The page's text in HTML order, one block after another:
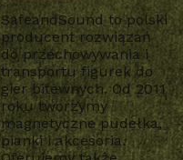
SafeandSound to polski
producent rozwiązań
do przechowywania i
transportu figurek do
gier bitewnych. Od 2011
roku tworzymy
magnetyczne pudełka,
pianki i akcesoria.